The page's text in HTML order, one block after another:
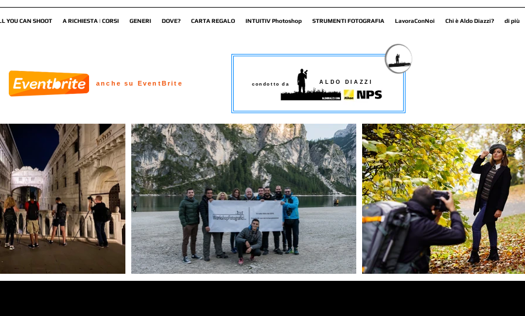
YOU CAN SHOOT A RICHIESTA | CORSI GENERI DOVE? CARTA REGALO INTUITIV Photoshop STRUMENTI FOTOGRAFIA LavoraConNoi Chi è Aldo Diazzi? di più
condotto da ALDO DIAZZI
anche su EventBrite